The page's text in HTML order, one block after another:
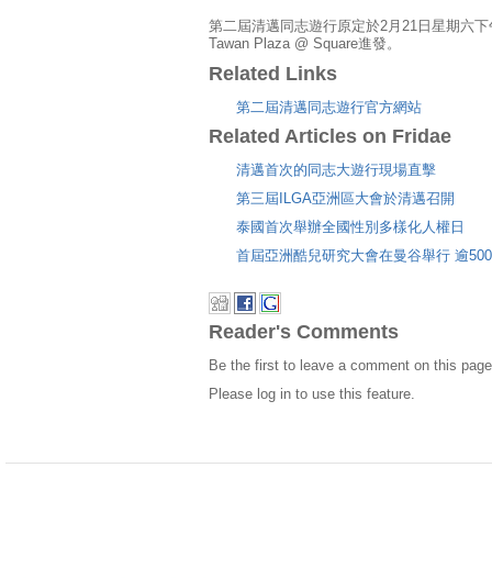
第二屆清邁同志遊行原定於2月21日星期六
Tawan Plaza @ Square進發。
Related Links
第二屆清邁同志遊行官方網站
Related Articles on Fridae
清邁首次的同志大遊行現場直擊
第三屆ILGA亞洲區大會於清邁召開
泰國首次舉辦全國性別多樣化人權日
首屆亞洲酷兒研究大會在曼谷舉行 逾
Reader's Comments
Be the first to leave a comment on this
Please log in to use this feature.